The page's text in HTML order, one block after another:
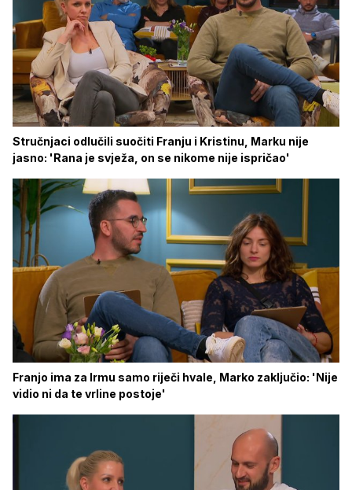
Stručnjaci odlučili suočiti Franju i Kristinu, Marku nije
jasno: 'Rana je svježa, on se nikome nije ispričao'
Franjo ima za Irmu samo riječi hvale, Marko zaključio: 'Nije
vidio ni da te vrline postoje'